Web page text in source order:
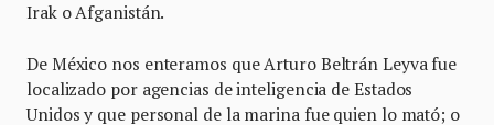
Irak o Afganistán.
De México nos enteramos que Arturo Beltrán Leyva fue
localizado por agencias de inteligencia de Estados
Unidos y que personal de la marina fue quien lo mató; o